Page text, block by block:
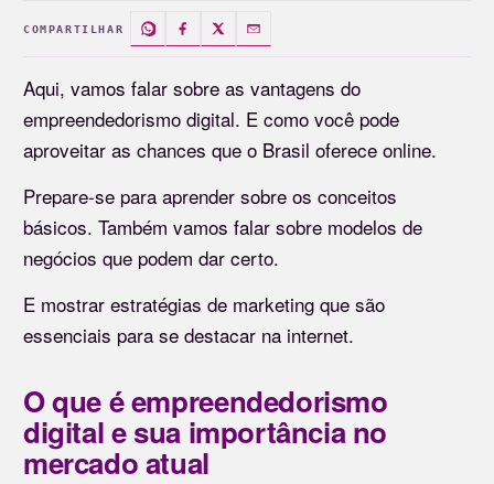
COMPARTILHAR
Aqui, vamos falar sobre as vantagens do
empreendedorismo digital. E como você pode
aproveitar as chances que o Brasil oferece online.
Prepare-se para aprender sobre os conceitos
básicos. Também vamos falar sobre modelos de
negócios que podem dar certo.
E mostrar estratégias de marketing que são
essenciais para se destacar na internet.
O que é empreendedorismo
digital e sua importância no
mercado atual